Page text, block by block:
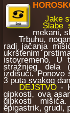
Jake
Slabe
mekani,
Trbuhu,
radi jačanja
ukrštenim
istovremeno. U
stražnjeg dela
izdišući. Ponovo
3 puta svakog
DEJSTVO-
gipkosti, ova
gipkosti
epigastrik, grudi,